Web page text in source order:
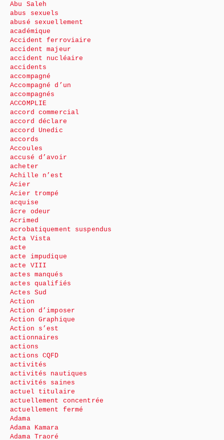
Abu Saleh
abus sexuels
abusé sexuellement
académique
Accident ferroviaire
accident majeur
accident nucléaire
accidents
accompagné
Accompagné d’un
accompagnés
ACCOMPLIE
accord commercial
accord déclare
accord Unedic
accords
Accoules
accusé d’avoir
acheter
Achille n’est
Acier
Acier trompé
acquise
âcre odeur
Acrimed
acrobatiquement suspendus
Acta Vista
acte
acte impudique
acte VIII
actes manqués
actes qualifiés
Actes Sud
Action
Action d’imposer
Action Graphique
Action s’est
actionnaires
actions
actions CQFD
activités
activités nautiques
activités saines
actuel titulaire
actuellement concentrée
actuellement fermé
Adama
Adama Kamara
Adama Traoré